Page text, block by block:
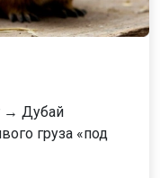
→ Дубай
груза «под